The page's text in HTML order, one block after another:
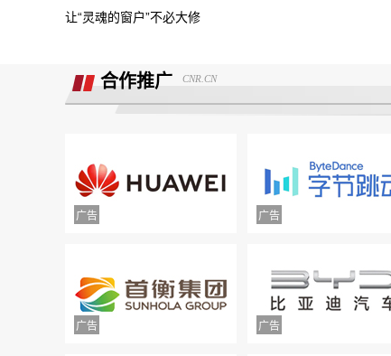
位，客户权益保障无门！
诉求:不能进行贷款审批流程，并退还订
面谈的时候说的只要有比他低的就退意向
携程旅游APP非因消费者原因主票已退，
退款
让“灵魂的窗户”不必大修
合作推广 CNR.CN